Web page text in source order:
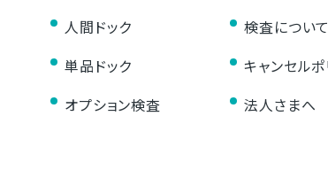
人間ドック
単品ドック
オプション検査
検査について
キャンセル
法人さまへ